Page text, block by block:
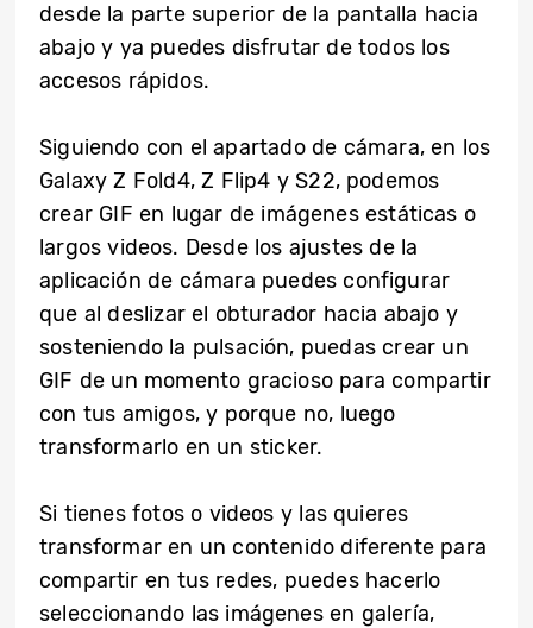
desde la parte superior de la pantalla hacia
abajo y ya puedes disfrutar de todos los
accesos rápidos.
Siguiendo con el apartado de cámara, en los
Galaxy Z Fold4, Z Flip4 y S22, podemos
crear GIF en lugar de imágenes estáticas o
largos videos. Desde los ajustes de la
aplicación de cámara puedes configurar
que al deslizar el obturador hacia abajo y
sosteniendo la pulsación, puedas crear un
GIF de un momento gracioso para compartir
con tus amigos, y porque no, luego
transformarlo en un sticker.
Si tienes fotos o videos y las quieres
transformar en un contenido diferente para
compartir en tus redes, puedes hacerlo
seleccionando las imágenes en galería,